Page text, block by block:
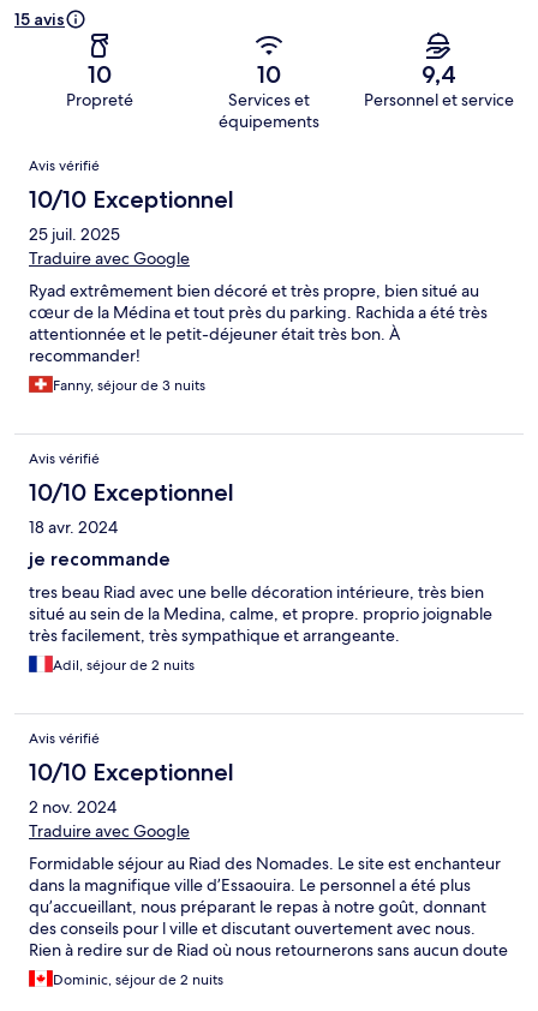
15 avis
10
Propreté
10
Services et
équipements
9,4
Personnel et service
Avis
Avis vérifié
10/10 Exceptionnel
25 juil. 2025
Traduire avec Google
Ryad extrêmement bien décoré et très propre, bien situé au
cœur de la Médina et tout près du parking. Rachida a été très
attentionnée et le petit-déjeuner était très bon. À
recommander!
Fanny, séjour de 3 nuits
Avis vérifié
10/10 Exceptionnel
18 avr. 2024
je recommande
tres beau Riad avec une belle décoration intérieure, très bien
situé au sein de la Medina, calme, et propre. proprio joignable
très facilement, très sympathique et arrangeante.
Adil, séjour de 2 nuits
Avis vérifié
10/10 Exceptionnel
2 nov. 2024
Traduire avec Google
Formidable séjour au Riad des Nomades. Le site est enchanteur
dans la magnifique ville d’Essaouira. Le personnel a été plus
qu’accueillant, nous préparant le repas à notre goût, donnant
des conseils pour l ville et discutant ouvertement avec nous.
Rien à redire sur de Riad où nous retournerons sans aucun doute
avec les enfants dans un futur voyage
Dominic, séjour de 2 nuits